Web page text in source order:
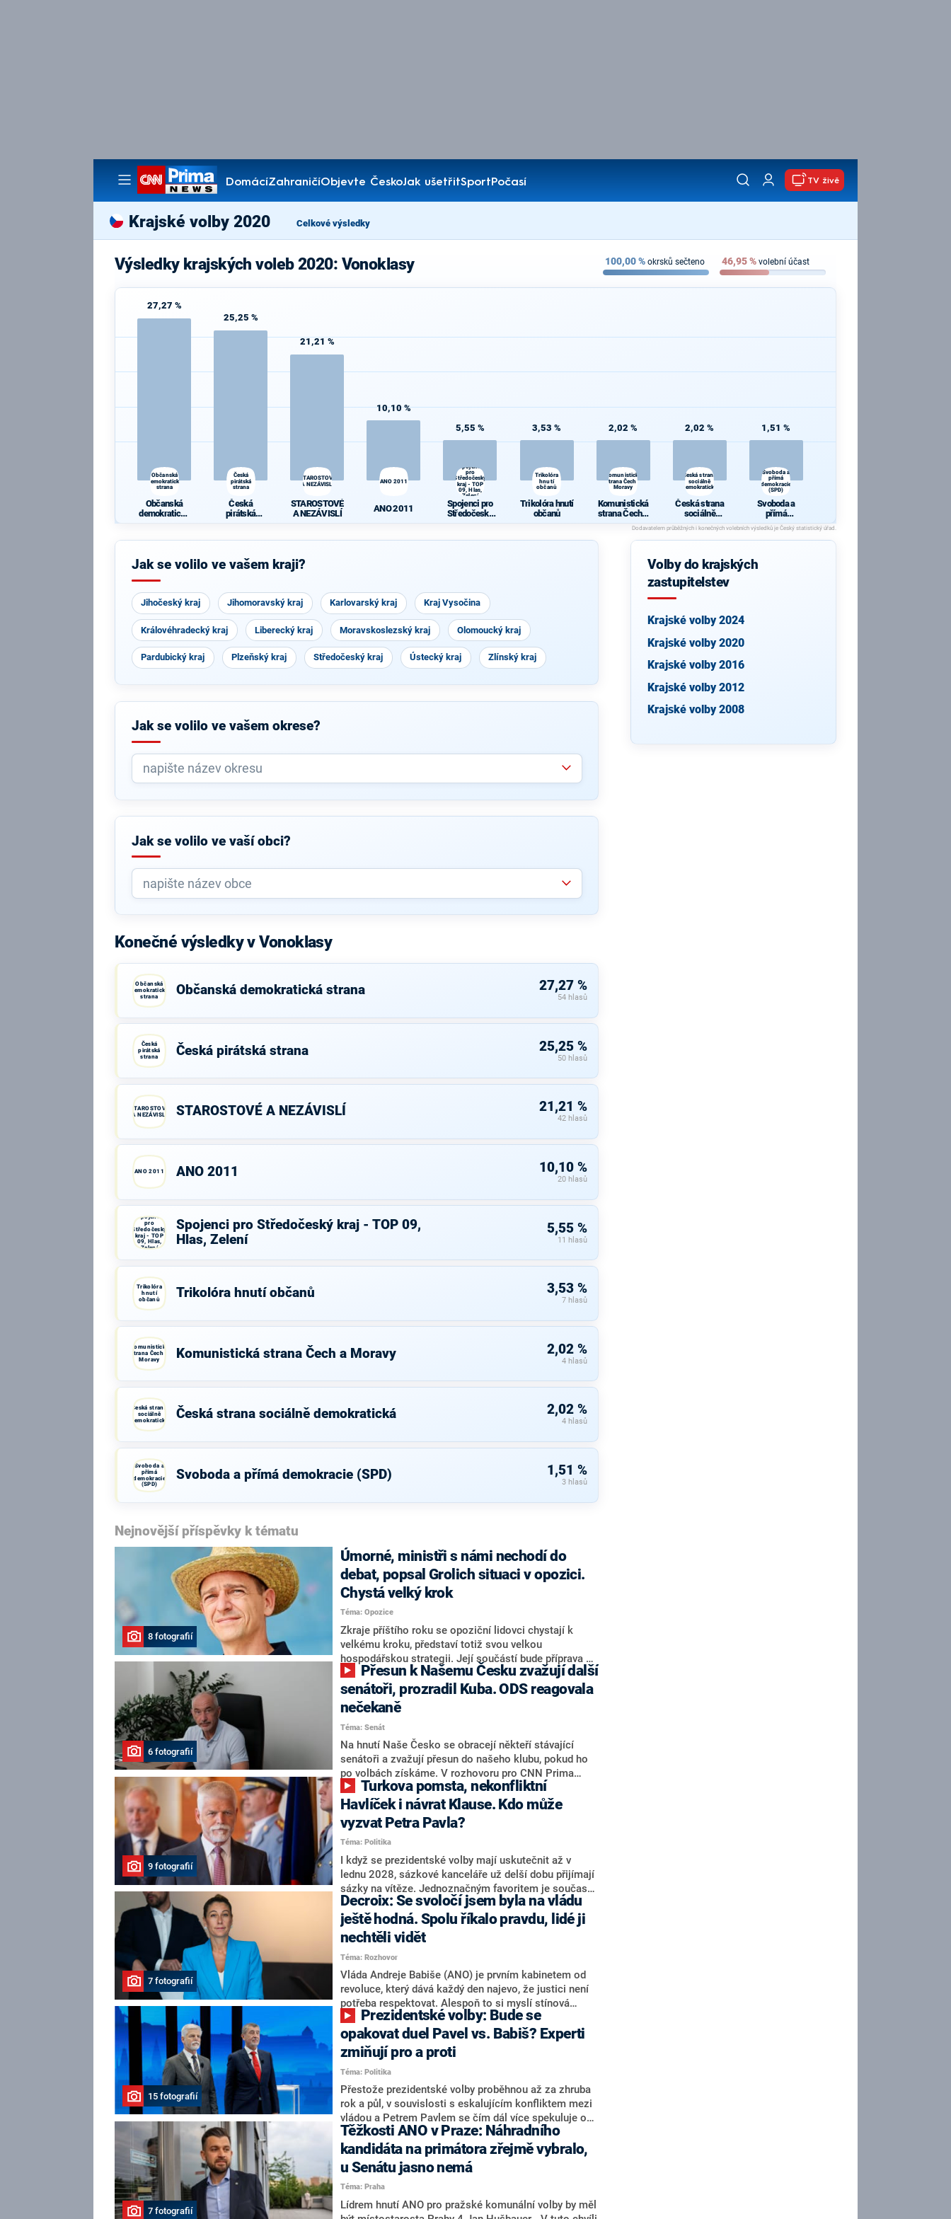
DomácíZahraničíObjevte ČeskoJak ušetřitSportPočasí
Pořady
TV živě
Krajské volby 2020 Celkové výsledky
Výsledky krajských voleb 2020: Vonoklasy 100,00% okrsků sečteno 46,95% volební účast
27,27 %
Občanská
demokratická
strana
Občanská
demokratická
25,25 %
Česká
pirátská
strana
Česká
pirátská
21,21 %
STAROSTOVÉ
A NEZÁVISLÍ
STAROSTOVÉ
A NEZÁVISLÍ
10,10 %
ANO 2011
ANO 2011
5,55 %
Spojenci
pro
Středočeský
kraj - TOP
09, Hlas,
Zelení
Spojenci pro
Středočeský
3,53 %
Trikolóra
hnutí
občanů
Trikolóra hnutí
občanů
2,02 %
Komunistická
strana Čech a
Moravy
Komunistická
strana Čech a
Moravy
2,02 %
Česká strana
sociálně
demokratická
Česká strana
sociálně
demokratická
1,51 %
Svoboda a
přímá
demokracie
(SPD)
Svoboda a
přímá
demokracie
(SPD)
Jak se volilo ve vašem kraji?
Jihočeský kraj Jihomoravský kraj Karlovarský kraj Kraj Vysočina
Královéhradecký kraj Liberecký kraj Moravskoslezský kraj Olomoucký kraj
Pardubický kraj Plzeňský kraj Středočeský kraj Ústecký kraj Zlínský kraj
Jak se volilo ve vašem okrese?
Jak se volilo ve vaší obci?
Konečné výsledky v Vonoklasy
Občanská
demokratická
strana
Občanská demokratická strana 27,27 %
54 hlasů
Česká
pirátská
strana
Česká pirátská strana 25,25 %
50 hlasů
STAROSTOVÉ
A NEZÁVISLÍ
STAROSTOVÉ A NEZÁVISLÍ 21,21 %
42 hlasů
ANO 2011 ANO 2011 10,10 %
20 hlasů
Spojenci
pro
Středočeský
kraj - TOP
09, Hlas,
Zelení
Spojenci pro Středočeský kraj - TOP 09,
Hlas, Zelení
5,55 %
11 hlasů
Trikolóra
hnutí
občanů
Trikolóra hnutí občanů 3,53 %
7 hlasů
Komunistická
strana Čech a
Moravy
Komunistická strana Čech a Moravy 2,02 %
4 hlasů
Česká strana
sociálně
demokratická
Česká strana sociálně demokratická 2,02 %
4 hlasů
Svoboda a
přímá
demokracie
(SPD)
Svoboda a přímá demokracie (SPD) 1,51 %
3 hlasů
Nejnovější příspěvky k tématu
8 fotografií
Úmorné, ministři s námi nechodí do
debat, popsal Grolich situaci v opozici.
Chystá velký krok
Téma: Opozice
Zkraje příštího roku se opoziční lidovci chystají k
velkému kroku, představí totiž svou velkou
hospodářskou strategii. Její součástí bude příprava na
stárnutí populace, řekl ve středu na setkání s novináři
nový předseda lidovců Jan Grolich. Ten zároveň v
senátních volbách kandiduje ve Vyškově. Popsal i
aktivitu opozice, o níž vládní strany nebo političtí
komentátoři mluví jako o slabé a v defenzivě. „Je to
úmorná práce upozorňovat na chyby vlády. Ministři s
námi navíc nechodí do debat. Chceme ale ukazovat
svoje témata,“ odpověděl Grolich na dotaz CNN Prima
NEWS.
6 fotografií
senátoři, prozradil Kuba. ODS reagovala
nečekaně
Téma: Senát
Na hnutí Naše Česko se obracejí někteří stávající
senátoři a zvažují přesun do našeho klubu, pokud ho
po volbách získáme. V rozhovoru pro CNN Prima
NEWS to řekl zakladatel hnutí a jihočeský hejtman
Martin Kuba. Konkrétní nebyl, ale získat by takto mohl
například senátora Zdeňka Hrabu, který je dnes
součástí klubu ODS a TOP 09. Hraba to na dotaz
redakce nevyloučil. Předseda klubu senátorů ODS
Zdeněk Nytra redakci řekl, že počítá s odchodem
některých senátorů z klubu a že Naše Česko není
nepřítel, ale soupeř.
9 fotografií
Havlíček i návrat Klause. Kdo může
vyzvat Petra Pavla?
Téma: Politika
I když se prezidentské volby mají uskutečnit až v
lednu 2028, sázkové kanceláře už delší dobu přijímají
sázky na vítěze. Jednoznačným favoritem je současná
hlava státu Petr Pavel. Daleko za ním pak bookmakeři
zmiňují dva výrazné politiky ANO, tedy premiéra
Andreje Babiše a ministra průmyslu Karla Havlíčka.
Oblíbeným tipem samotných sázkařů je poslanec za
Motoristy Filip Turek. Politolog Jan Kubáček nicméně
o případné kandidatuře kohokoliv ze zmíněné trojice
značně pochybuje. Podle něj současná koalice dosud
nemá osobu, která by Pavlovi mohla konkurovat.
7 fotografií
Decroix: Se svoločí jsem byla na vládu
ještě hodná. Spolu říkalo pravdu, lidé ji
nechtěli vidět
Téma: Rozhovor
Vláda Andreje Babiše (ANO) je prvním kabinetem od
revoluce, který dává každý den najevo, že justici není
potřeba respektovat. Alespoň to si myslí stínová
ministryně spravedlnosti ODS Eva Decroix. V
rozhovoru pro CNN Prima NEWS si nebrala servítky
ohledně politického výkonu svého nástupce Jeronýma
Tejce (za ANO) či vládní zmocněnkyně pro lidská
práva Taťány Malé (ANO). Označením „svoloč“ na
adresu vlády prý byla ještě hodná. Decroix se také
vrátila k volební porážce koalice Spolu či promluvila o
hnutí Naše Česko Martina Kuby.
15 fotografií
opakovat duel Pavel vs. Babiš? Experti
zmiňují pro a proti
Téma: Politika
Přestože prezidentské volby proběhnou až za zhruba
rok a půl, v souvislosti s eskalujícím konfliktem mezi
vládou a Petrem Pavlem se čím dál více spekuluje o
tom, koho by do bitvy o Hrad mohla vyslat současná
koalice. Někteří političtí komentátoři znovu vytahují
jméno premiéra Andreje Babiše (ANO). Jak moc je
pravděpodobné, že se v prezidentských volbách 2028
bude znovu opakovat souboj z roku 2023?
7 fotografií
Těžkosti ANO v Praze: Náhradního
kandidáta na primátora zřejmě vybralo,
u Senátu jasno nemá
Téma: Praha
Lídrem hnutí ANO pro pražské komunální volby by měl
Volby do krajských
zastupitelstev
Krajské volby 2024
Krajské volby 2020
Krajské volby 2016
Krajské volby 2012
Krajské volby 2008